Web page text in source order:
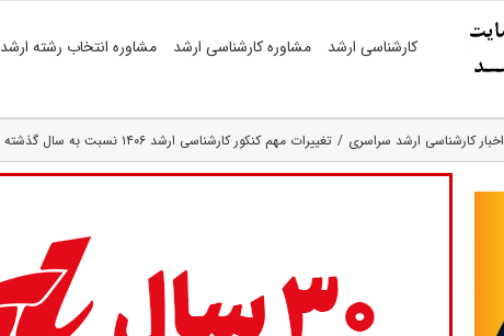
کارشناسی ارشد مشاوره کارشناسی ارشد مشاوره انتخاب رشته ارشد
اخبار کارشناسی ارشد سراسری تغییرات مهم کنکور کارشناسی ارشد ۱۴۰۶ نسبت به سال گذشته